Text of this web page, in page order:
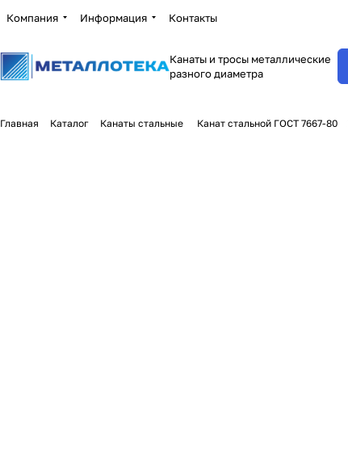
Компания Информация Контакты
Канаты и тросы металлические
разного диаметра
Главная Каталог Канаты стальные Канат стальной ГОСТ 7667-80